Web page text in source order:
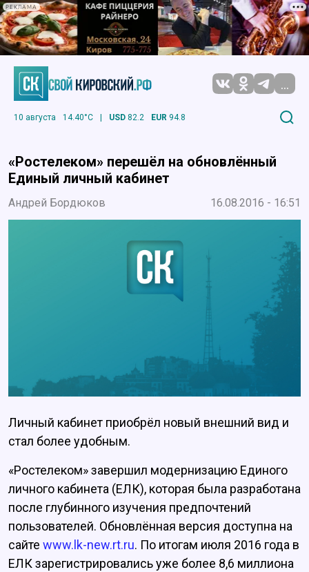
РЕКЛАМА
...
10 августа 14.40°C | USD 82.2 EUR 94.8
«Ростелеком» перешёл на обновлённый
Единый личный кабинет
Андрей Бордюков 16.08.2016 - 16:51
Личный кабинет приобрёл новый внешний вид и
стал более удобным.
«Ростелеком» завершил модернизацию Единого
личного кабинета (ЕЛК), которая была разработана
после глубинного изучения предпочтений
пользователей. Обновлённая версия доступна на
сайте www.lk-new.rt.ru. По итогам июля 2016 года в
ЕЛК зарегистрировались уже более 8,6 миллиона